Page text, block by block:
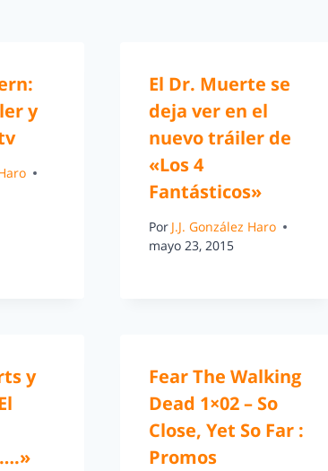
y
El Dr. Muerte se
deja ver en el
nuevo tráiler de
«Los 4
Fantásticos»
Por J.J. González Haro
mayo 23, 2015
y
Fear The Walking
Dead 1×02 – So
Close, Yet So Far :
Promos